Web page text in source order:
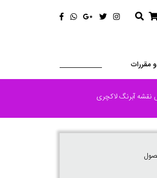
مقررات
نقشه آبرنگ لاکچری